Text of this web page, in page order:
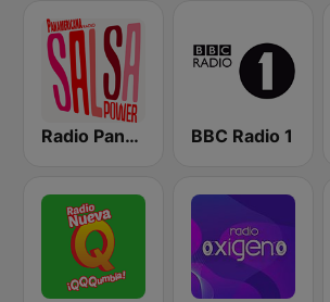
Radio Panamericana - Salsa Power BBC Radio 1